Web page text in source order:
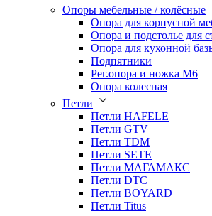
Опоры мебельные / колёсные
Опора для корпусной
Опора и подстолье для
Опора для кухонной
Подпятники
Рег.опора и ножка М6
Опора колесная
Петли
Петли HAFELE
Петли GTV
Петли TDM
Петли SETE
Петли МАГАМАКС
Петли DTC
Петли BOYARD
Петли Titus